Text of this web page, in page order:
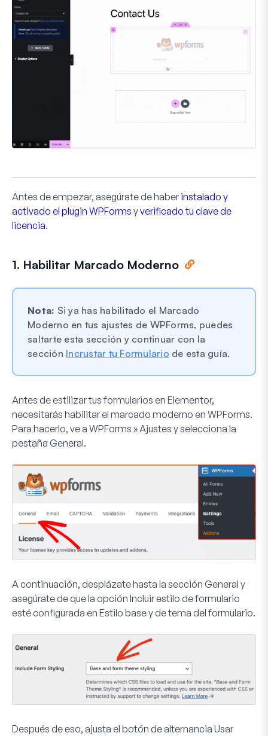
Antes de empezar, asegúrate de haber instalado y
activado el plugin WPForms yverificado tu clave de
licencia.
1. Habilitar Marcado Moderno
Nota: Si ya has habilitado el Marcado
Moderno en tus ajustes de WPForms, puedes
saltarte esta sección y continuar con la
sección Incrustar tu Formulario de esta guía.
Antes de estilizar tus formularios en Elementor,
necesitarás habilitar el marcado moderno en WPForms.
Para hacerlo, ve a WPForms » Ajustes y selecciona la
pestaña General.
A continuación, desplázate hasta la sección General y
asegúrate de que la opción Incluir estilo de formulario
esté configurada en Estilo base y de tema del formulario.
Después de eso, ajusta el botón de alternancia Usar